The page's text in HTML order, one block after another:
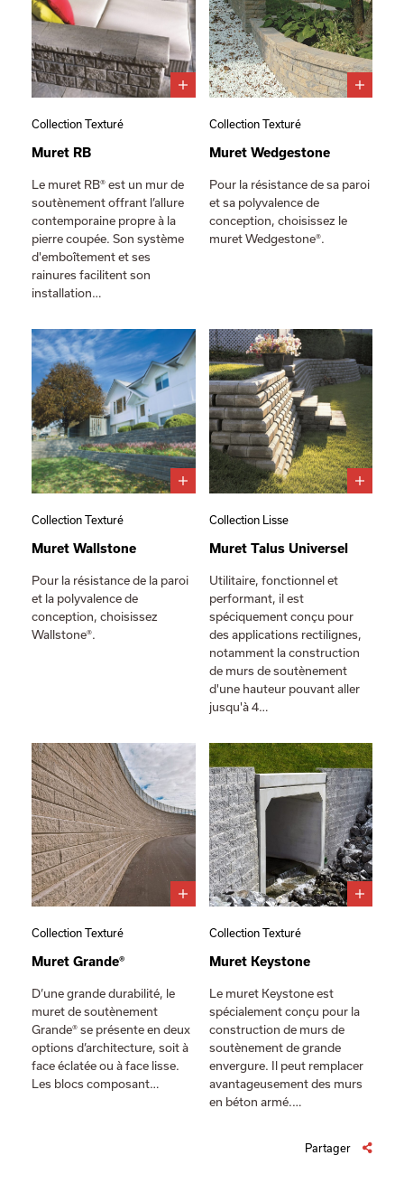
Collection Texturé
Muret RB
Le muret RB® est un mur de
soutènement offrant l’allure
contemporaine propre à la
pierre coupée. Son système
d'emboîtement et ses
rainures facilitent son
installation…
Collection Texturé
Muret Wedgestone
Pour la résistance de sa paroi
et sa polyvalence de
conception, choisissez le
muret Wedgestone®.
Collection Texturé
Muret Wallstone
Pour la résistance de la paroi
et la polyvalence de
conception, choisissez
Wallstone®.
Collection Lisse
Muret Talus Universel
Utilitaire, fonctionnel et
performant, il est
spéciquement conçu pour
des applications rectilignes,
notamment la construction
de murs de soutènement
d'une hauteur pouvant aller
jusqu'à 4…
Collection Texturé
Muret Grande®
D’une grande durabilité, le
muret de soutènement
Grande® se présente en deux
options d’architecture, soit à
face éclatée ou à face lisse.
Les blocs composant…
Collection Texturé
Muret Keystone
Le muret Keystone est
spécialement conçu pour la
construction de murs de
soutènement de grande
envergure. Il peut remplacer
avantageusement des murs
en béton armé.…
Partager